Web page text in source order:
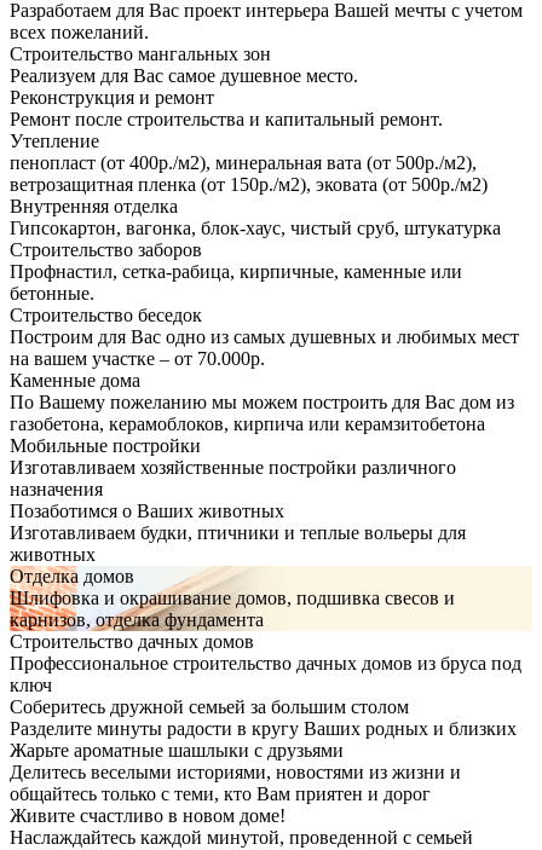
Разработаем для Вас проект интерьера Вашей мечты с учетом
всех пожеланий.
Строительство мангальных зон
Реализуем для Вас самое душевное место.
Реконструкция и ремонт
Ремонт после строительства и капитальный ремонт.
Утепление
пенопласт (от 400р./м2), минеральная вата (от 500р./м2),
ветрозащитная пленка (от 150р./м2), эковата (от 500р./м2)
Внутренняя отделка
Гипсокартон, вагонка, блок-хаус, чистый сруб, штукатурка
Строительство заборов
Профнастил, сетка-рабица, кирпичные, каменные или
бетонные.
Строительство беседок
Построим для Вас одно из самых душевных и любимых мест
на вашем участке – от 70.000р.
Каменные дома
По Вашему пожеланию мы можем построить для Вас дом из
газобетона, керамоблоков, кирпича или керамзитобетона
Мобильные постройки
Изготавливаем хозяйственные постройки различного
назначения
Позаботимся о Ваших животных
Изготавливаем будки, птичники и теплые вольеры для
животных
Отделка домов
Шлифовка и окрашивание домов, подшивка свесов и
карнизов, отделка фундамента
Строительство дачных домов
Профессиональное строительство дачных домов из бруса под
ключ
Соберитесь дружной семьей за большим столом
Разделите минуты радости в кругу Ваших родных и близких
Жарьте ароматные шашлыки с друзьями
Делитесь веселыми историями, новостями из жизни и
общайтесь только с теми, кто Вам приятен и дорог
Живите счастливо в новом доме!
Наслаждайтесь каждой минутой, проведенной с семьей